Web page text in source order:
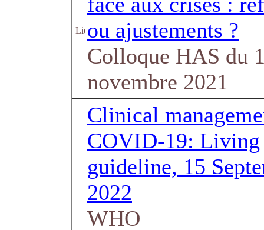
ou ajustements ?
Colloque HAS du
novembre 2021
Clinical
COVID-19: Living
guideline, 15
2022
WHO